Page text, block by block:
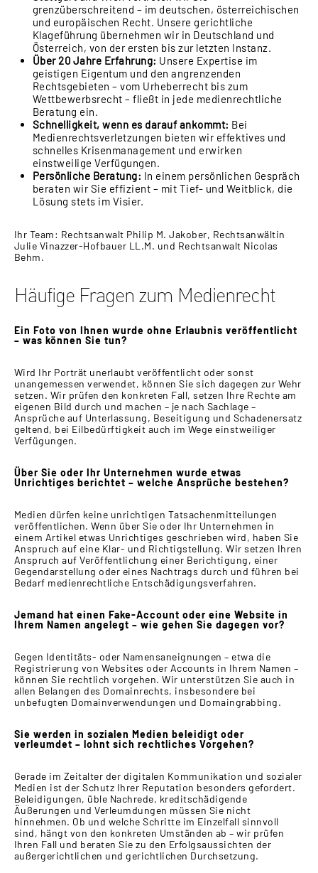
grenzüberschreitend – im deutschen, österreichischen
und europäischen Recht. Unsere gerichtliche
Klageführung übernehmen wir in Deutschland und
Österreich, von der ersten bis zur letzten Instanz.
Über 20 Jahre Erfahrung: Unsere Expertise im
geistigen Eigentum und den angrenzenden
Rechtsgebieten – vom Urheberrecht bis zum
Wettbewerbsrecht – fließt in jede medienrechtliche
Beratung ein.
Schnelligkeit, wenn es darauf ankommt: Bei
Medienrechtsverletzungen bieten wir effektives und
schnelles Krisenmanagement und erwirken
einstweilige Verfügungen.
Persönliche Beratung: In einem persönlichen Gespräch
beraten wir Sie effizient – mit Tief- und Weitblick, die
Lösung stets im Visier.
Ihr Team: Rechtsanwalt Philip M. Jakober, Rechtsanwältin
Julie Vinazzer-Hofbauer LL.M. und Rechtsanwalt Nicolas
Behm.
Häufige Fragen zum Medienrecht
Ein Foto von Ihnen wurde ohne Erlaubnis veröffentlicht
– was können Sie tun?
Wird Ihr Porträt unerlaubt veröffentlicht oder sonst
unangemessen verwendet, können Sie sich dagegen zur Wehr
setzen. Wir prüfen den konkreten Fall, setzen Ihre Rechte am
eigenen Bild durch und machen – je nach Sachlage –
Ansprüche auf Unterlassung, Beseitigung und Schadenersatz
geltend, bei Eilbedürftigkeit auch im Wege einstweiliger
Verfügungen.
Über Sie oder Ihr Unternehmen wurde etwas
Unrichtiges berichtet – welche Ansprüche bestehen?
Medien dürfen keine unrichtigen Tatsachenmitteilungen
veröffentlichen. Wenn über Sie oder Ihr Unternehmen in
einem Artikel etwas Unrichtiges geschrieben wird, haben Sie
Anspruch auf eine Klar- und Richtigstellung. Wir setzen Ihren
Anspruch auf Veröffentlichung einer Berichtigung, einer
Gegendarstellung oder eines Nachtrags durch und führen bei
Bedarf medienrechtliche Entschädigungsverfahren.
Jemand hat einen Fake-Account oder eine Website in
Ihrem Namen angelegt – wie gehen Sie dagegen vor?
Gegen Identitäts- oder Namensaneignungen – etwa die
Registrierung von Websites oder Accounts in Ihrem Namen –
können Sie rechtlich vorgehen. Wir unterstützen Sie auch in
allen Belangen des Domainrechts, insbesondere bei
unbefugten Domainverwendungen und Domaingrabbing.
Sie werden in sozialen Medien beleidigt oder
verleumdet – lohnt sich rechtliches Vorgehen?
Gerade im Zeitalter der digitalen Kommunikation und sozialer
Medien ist der Schutz Ihrer Reputation besonders gefordert.
Beleidigungen, üble Nachrede, kreditschädigende
Äußerungen und Verleumdungen müssen Sie nicht
hinnehmen. Ob und welche Schritte im Einzelfall sinnvoll
sind, hängt von den konkreten Umständen ab – wir prüfen
Ihren Fall und beraten Sie zu den Erfolgsaussichten der
außergerichtlichen und gerichtlichen Durchsetzung.